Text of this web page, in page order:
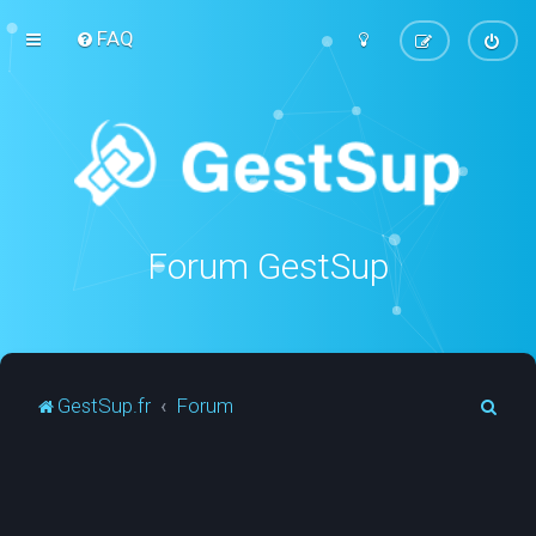
FAQ
Forum GestSup
GestSup.fr Forum